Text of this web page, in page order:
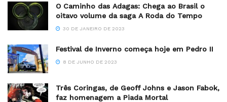
O Caminho das Adagas: Chega ao Brasil o
oitavo volume da saga A Roda do Tempo
30 DE JANEIRO DE 2023
Festival de Inverno começa hoje em Pedro II
8 DE JUNHO DE 2023
Três Coringas, de Geoff Johns e Jason Fabok,
faz homenagem a Piada Mortal